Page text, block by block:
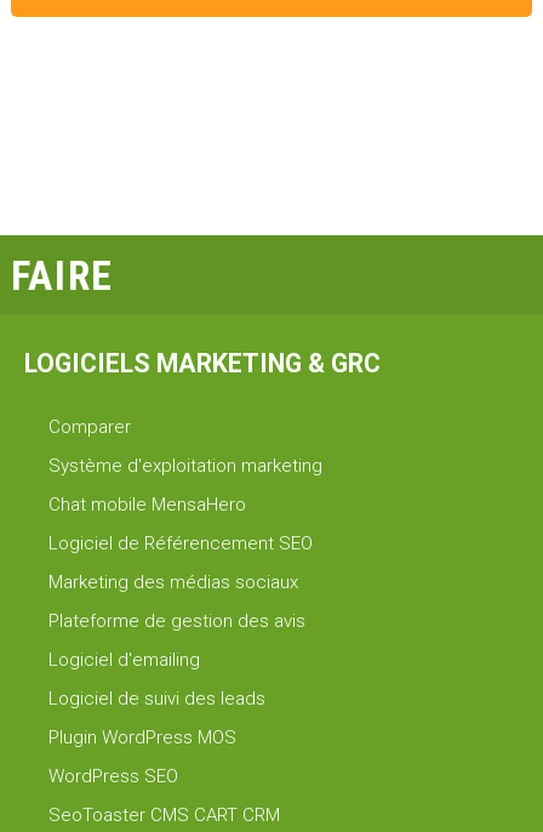
FAIRE
LOGICIELS MARKETING & GRC
Comparer
Système d'exploitation marketing
Chat mobile MensaHero
Logiciel de Référencement SEO
Marketing des médias sociaux
Plateforme de gestion des avis
Logiciel d'emailing
Logiciel de suivi des leads
Plugin WordPress MOS
WordPress SEO
SeoToaster CMS CART CRM